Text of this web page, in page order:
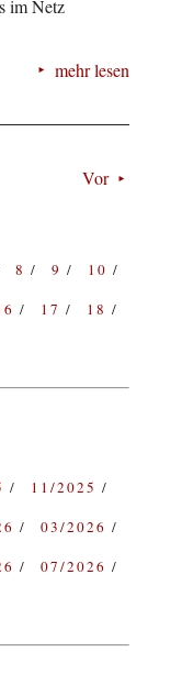
im Netz
mehr lesen
Vor
8 9
10
17
18
11/2025
03/2026
07/2026